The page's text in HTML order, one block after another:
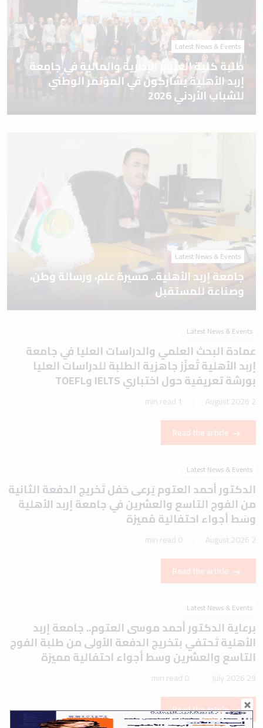
Latest News & Events
طلبة كلية العلوم الإدارية والمالية في جامعة
إربد الأهلية يشاركون في المؤتمر الوطني
للشباب الأردني 2026
Latest News & Events
جامعة إربد الأهلية.. مسيرة علم، ورسالة وطن،
وصناعة للمستقبل
Latest News & Events
عمادة البحث العلمي والدراسات العليا في جامعة
إربد الأهلية تُعزّز جاهزية الطلبة للدراسات العليا
بورشة تعريفية حول اختباري IELTS وTOEFL
2 August 2026
1 min read
Read the article
Latest News & Events
الدكتور أحمد العتوم يَرعى حَفل تَخريج الدفعة الثانية
من الفوج التاسع والعشرين في جامعة إربد الأهلية
وسَط أجواء احتفالية مُميزة
2 August 2026
0 min read
Read the article
Latest News & Events
برعاية الدكتور أحمد موسى العتوم.. جامعة إربد
الأهلية تَحتفي بتخريج الدفعة الأولى من طلبة الفوج
التاسع والعشرين وسط أجواء احتفالية مميزة
29 July 2026
0 min read
Read the article